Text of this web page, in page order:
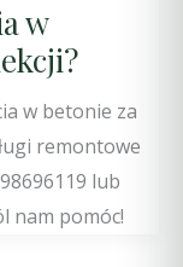
w
w betonie za
remontowe
lub
nam pomóc!